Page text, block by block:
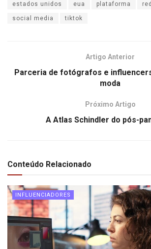
estados unidos eua plataforma
social media tiktok
Artigo Anterior
Parceria de fotógrafos e
moda
Próximo Artigo
A Atlas Schindler do pós-
Conteúdo Relacionado
INFLUENCIADORES